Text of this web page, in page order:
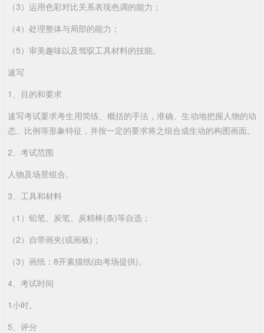
（3）运用色彩对比关系表现色调的能力；
（4）处理整体与局部的能力；
（5）审美趣味以及驾驭工具材料的技能。
速写
1、目的和要求
速写考试要求考生用简练、概括的手法，准确、生动地把握人物的动
态、比例等形象特征，并按一定的要求将之组合成生动的构图画面。
2、考试范围
人物及场景组合。
3、工具和材料
（1）铅笔、炭笔、炭精棒(条)等自选；
（2）自带画夹(或画板)；
（3）画纸：8开素描纸(由考场提供)。
4、考试时间
1小时。
5、评分